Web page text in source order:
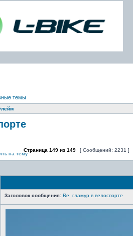
темы
Страница 149 из 149 [ Сообщений: 2231 ]
Заголовок сообщения: Re: гламур в велоспорте